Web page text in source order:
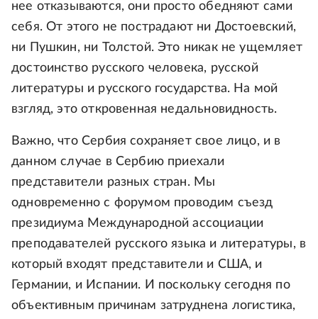
нее отказываются, они просто обедняют сами
себя. От этого не пострадают ни Достоевский,
ни Пушкин, ни Толстой. Это никак не ущемляет
достоинство русского человека, русской
литературы и русского государства. На мой
взгляд, это откровенная недальновидность.
Важно, что Сербия сохраняет свое лицо, и в
данном случае в Сербию приехали
представители разных стран. Мы
одновременно с форумом проводим съезд
президиума Международной ассоциации
преподавателей русского языка и литературы, в
который входят представители и США, и
Германии, и Испании. И поскольку сегодня по
объективным причинам затруднена логистика,